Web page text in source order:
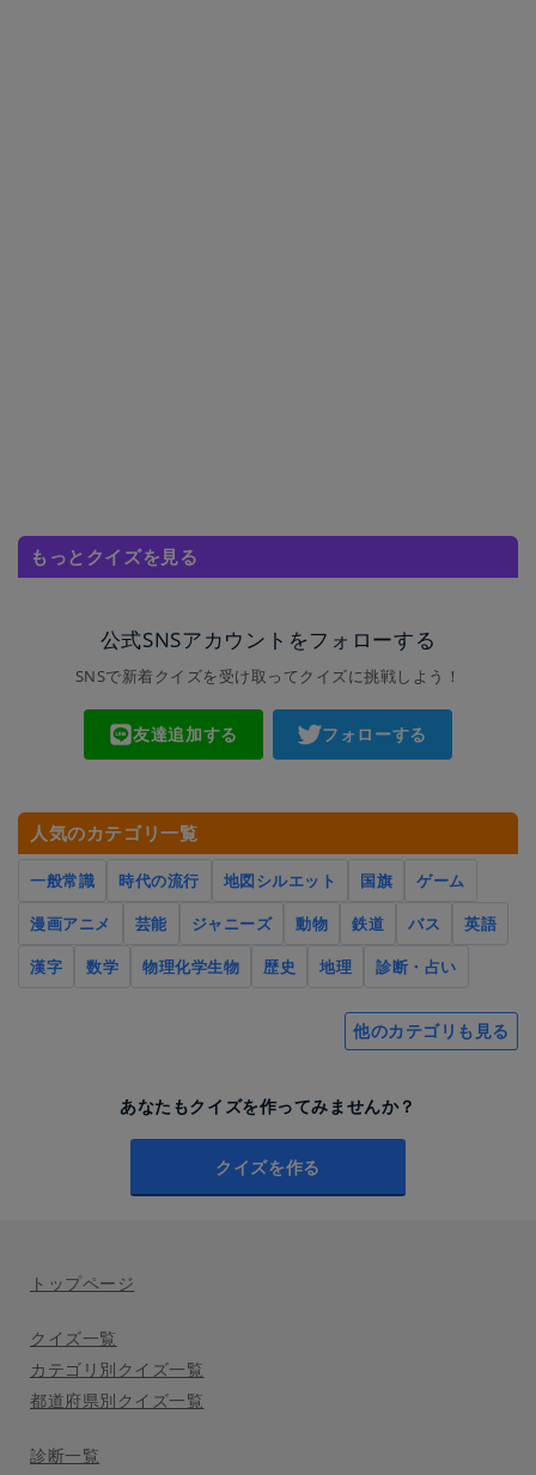
もっとクイズを見る
公式SNSアカウントをフォローする
SNSで新着クイズを受け取ってクイズに挑戦しよう！
友達追加する フォローする
人気のカテゴリ一覧
一般常識 時代の流行 地図シルエット 国旗
ゲーム
漫画アニメ
芸能 ジャニーズ 動物 鉄道 バス
英語
漢字
数学 物理化学生物 歴史 地理 診断・占い
他のカテゴリも見る
あなたもクイズを作ってみませんか？
クイズを作る
トップページ
クイズ一覧
カテゴリ別クイズ一覧
都道府県別クイズ一覧
診断一覧